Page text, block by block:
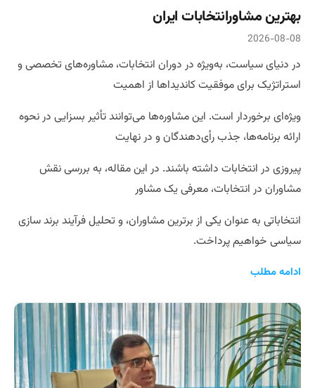
بهترین مشاورانتخابات ایران
2026-08-08
در دنیای سیاست، به‌ویژه در دوران انتخابات، مشاوره‌های تخصصی و
استراتژیک برای موفقیت کاندیداها از اهمیت
ویژه‌ای برخوردار است. این مشاوره‌ها می‌توانند تأثیر بسزایی در نحوه
ارائه برنامه‌ها، جذب رأی‌دهندگان و در نهایت
پیروزی در انتخابات داشته باشند. در این مقاله، به بررسی نقش
مشاوران در انتخابات، معرفی یک مشاور
انتخاباتی به عنوان یکی از برترین مشاوران، و تحلیل فرآیند برند سازی
سیاسی خواهیم پرداخت.
ادامه مطلب